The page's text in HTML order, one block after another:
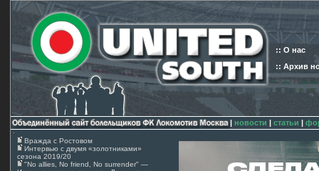
:: О нас
:: Архив
| новости | статьи |
Вражда с Ростовом
Интервью с двумя «золотниками»
сезона 2019/20
"No allies, No friend, No surrender" —